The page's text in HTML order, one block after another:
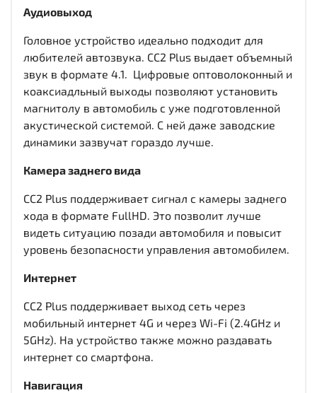
Аудиовыход
Головное устройство идеально подходит для
любителей автозвука. CC2 Plus выдает объемный
звук в формате 4.1. Цифровые оптоволоконный и
коаксиадльный выходы позволяют установить
магнитолу в автомобиль с уже подготовленной
акустической системой. С ней даже заводские
динамики зазвучат гораздо лучше.
Камера заднего вида
CC2 Plus поддерживает сигнал с камеры заднего
хода в формате FullHD. Это позволит лучше
видеть ситуацию позади автомобиля и повысит
уровень безопасности управления автомобилем.
Интернет
CC2 Plus поддерживает выход сеть через
мобильный интернет 4G и через Wi-Fi (2.4GHz и
5GHz). На устройство также можно раздавать
интернет со смартфона.
Навигация